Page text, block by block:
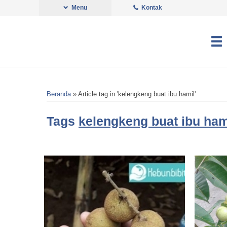
Menu Kontak
Beranda» Article tag in 'kelengkeng buat ibu hamil'
Tags kelengkeng buat ibu